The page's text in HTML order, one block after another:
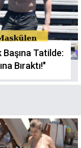
Başına Tatilde:
Bıraktı!"